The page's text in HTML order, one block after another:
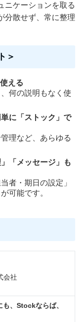
ニケーションを取る
分散せず、常に整理
＞
える
何の説明もなく使
に「ストック」で
理など、あらゆる
「メッセージ」も
者・期日の設定」
可能です。
会社
も、Stockならば、